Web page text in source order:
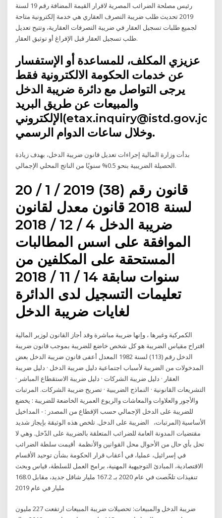
رئيس مصلحة الضرائب المصرية لاقرار القيمة المضافة رقم 19 لسنة
2019 تحديث طلب ضريبة التصرف العقاري هي خدمة إلكترونية متاحة
لجميع طلبات تسجيل العقار في ضريبة التصرفات العقارية، وتتيح تعديل
طلب تسجيل العقار قبل الإفراغ أو توثيق العقار.
عزيزي المكلف، للمساعدة أو الإستفسار
عن خدمات الحكومة الالكترونية فقط
يرجى التواصل مع دائرة ضريبة الدخل
والمبيعات عن طريق البريد
الإلكتروني(etax.inquiry@istd.gov.jo)
وخلال ساعات الدوام الرسمي.
بدأت وزارة المالية إجراءات تعديل قانون ضريبة الدخل، بهدف زيادة
الحصيلة الضريبية بنحو 0.5% سنويًا من الناتج المحلي الإجمالي.
20 / 1 / 2019 قانون رقم (38)
لسنة 2018 قانون معدل لقانون
ضريبة الدخل 4 / 12 / 2018
الموافقة على اسس المطالبات
المستحقة على المكلفين من
سنوات سابقة 14 / 11 / 2018
تعليمات التسجيل لدى الدائرة
لغايات ضريبة الدخل
الكمركية وغيرها ، وإنها ضريبة مباشرة وقد أجاز القانون لوزير المالية
اقتراح مقياس الضريبة هو كل شخص خاضع للضريبة بموجب قانون ضريبة
الدخل رقم (113) لسنة 1982 المعدل أعفى قانون ضريبة الدخل بعض
المدخولات من الضريبة لأسباب اجتماعية دليل ضريبة الدخل · دليل ضريبة
العقار · دليل ضريبة الشركات · دليل ضريبة الاستقطاع المباشر ·
التشريعات القانونية · النماذج الضريبية · تصريح ضريبة الشركات. المرتبات
والأجور والعلاوات والمعاشات والريوع العمرية الخاضعة للضريبة : يخضع
للضريبة على الدخل الإجمالي حسب الإقطاع من المصدر : - المداخيل
الأساسية (المرتبات، الضريبة على الدخل. تلخص هذه الوثيقة بإيجاز شديد
مقتضيات المدونة العامة للضرائب المتعلقة بالضريبة على الدّخل. وهي لا
تحل بأي حال من الأحوال محل القوانين والأنظمة أقيمت سلطة الضرائب
في إسرائيل، عمليا، في أعقاب قرار الحكومة بشأن توحيد الأقسام
الاقتصادية، المبادئ التوجيهية المهنية، برامج العمل للسلطة، قياس وبحث
تنفيذات تلخّصت في عام 2020 بـ 167.2 مليار شاقل جديد، مقابل 168.0
مليار في عام 2019
ضريبة الدخل والمبيعات: تحصيلات ضريبة المبيعات ارتفعت 227 مليون